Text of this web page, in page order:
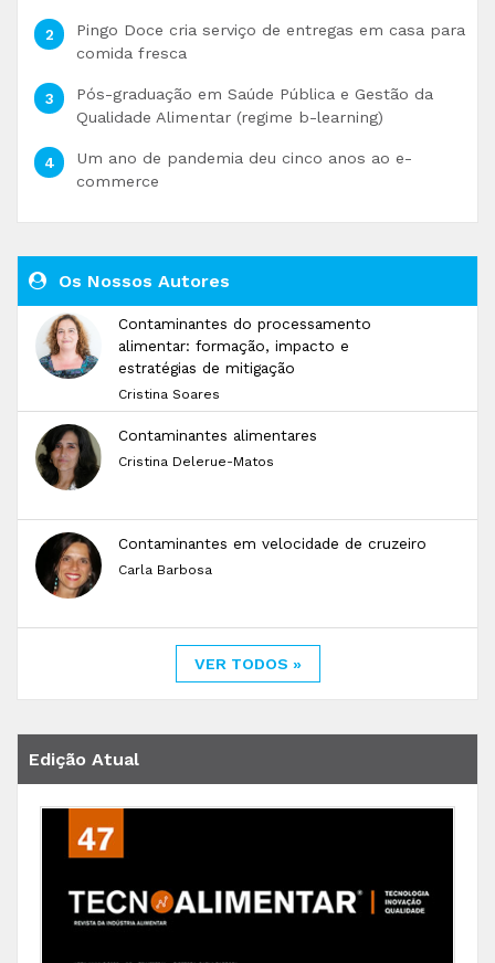
Pingo Doce cria serviço de entregas em casa para
comida fresca
Pós-graduação em Saúde Pública e Gestão da
Qualidade Alimentar (regime b-learning)
Um ano de pandemia deu cinco anos ao e-
commerce
Os Nossos Autores
Contaminantes do processamento
alimentar: formação, impacto e
estratégias de mitigação
Cristina Soares
Contaminantes alimentares
Cristina Delerue-Matos
Contaminantes em velocidade de cruzeiro
Carla Barbosa
VER TODOS »
Edição Atual